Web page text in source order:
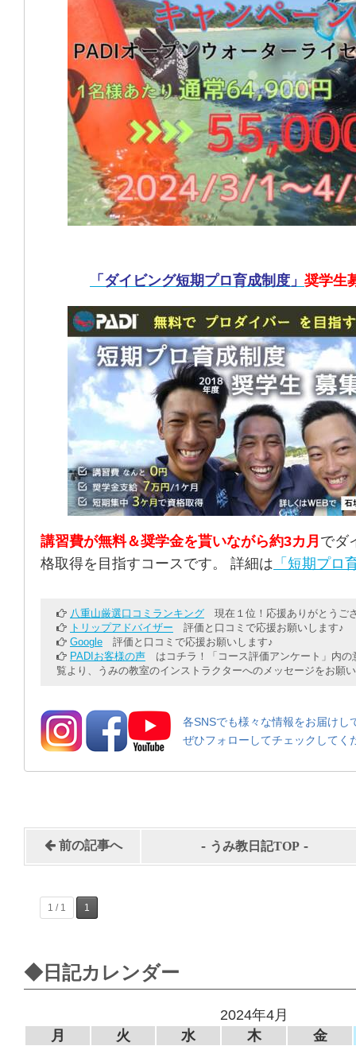
「ダイビング短期プロ育成制度」 奨学生
講習費が無料＆奨学金を貰いながら約3カ月 でダ
格取得を目指すコースです。 詳細は 「短期プロ
八重山厳選口コミランキング 現在１位！応援ありがとうご
トリップアドバイザー 評価と口コミで応援お願いします♪
Google 評価と口コミで応援お願いします♪
PADIお客様の声 はコチラ！「コース評価アンケート」内の
覧より、うみの教室のインストラクターへのメッセージをお願
各SNSでも様々な情報をお届けし
ぜひフォローしてチェックしてく
前の記事へ - うみ教日記TOP -
1 / 1 1
◆日記カレンダー
2024年4月
月
火 水 木
金